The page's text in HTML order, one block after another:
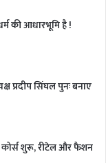
की आधारभूमि है !
प्रदीप सिंघल पुनः बनाए
शुरू, रीटेल और फैशन